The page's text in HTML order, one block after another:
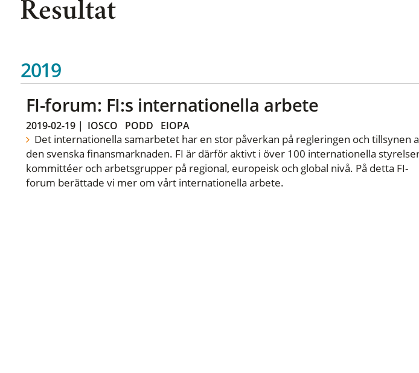
Resultat
2019
FI-forum: FI:s internationella arbete
2019-02-19| IOSCO PODD EIOPA
Det internationella samarbetet har en stor påverkan på regleringen och tillsynen
den svenska finansmarknaden. FI är därför aktivt i över 100 internationella
kommittéer och arbetsgrupper på regional, europeisk och global nivå. På detta FI-
forum berättade vi mer om vårt internationella arbete.